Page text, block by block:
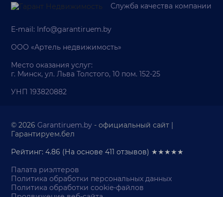
Служба качества компании
E-mail: Info@garantiruem.by
ООО «Артель недвижимость»
Место оказания услуг:
г. Минск, ул. Льва Толстого, 10 пом. 152-25
УНП 193820882
© 2026Garantiruem.by - официальный сайт |
Гарантируем.бел
Рейтинг: 4.86 (На основе411 отзывов) ★★★★★
Палата риэлтеров
Политика обработки персональных данных
Политика обработки cookie-файлов